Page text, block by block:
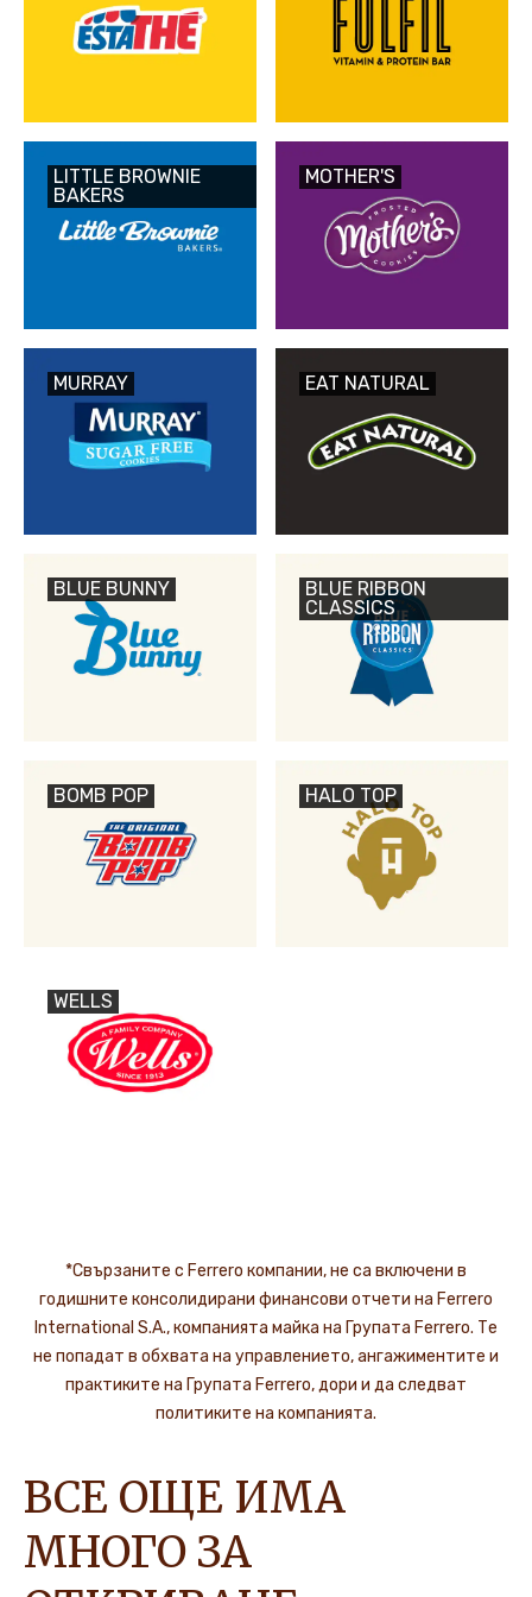
LITTLE BROWNIE
BAKERS
MOTHER'S
MURRAY EAT NATURAL
BLUE BUNNY
BLUE RIBBON
CLASSICS
BOMB POP HALO TOP
WELLS
*Свързаните с Ferrero компании, не са включени в
годишните консолидирани финансови отчети на Ferrero
International S.A., компанията майка на Групата Ferrero. Те
не попадат в обхвата на управлението, ангажиментите и
практиките на Групата Ferrero, дори и да следват
политиките на компанията.
ВСЕ ОЩЕ ИМА
МНОГО ЗА